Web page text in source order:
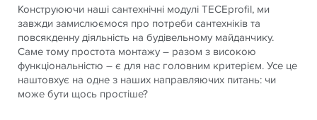
Конструюючи наші сантехнічні модулі TECEprofil, ми
завжди замислюємося про потреби сантехніків та
повсякденну діяльність на будівельному майданчику.
Саме тому простота монтажу – разом з високою
функціональністю – є для нас головним критерієм. Усе це
наштовхує на одне з наших направляючих питань: чи
може бути щось простіше?